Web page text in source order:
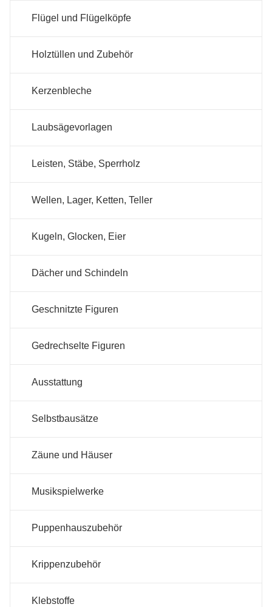
Flügel und Flügelköpfe
Holztüllen und Zubehör
Kerzenbleche
Laubsägevorlagen
Leisten, Stäbe, Sperrholz
Wellen, Lager, Ketten, Teller
Kugeln, Glocken, Eier
Dächer und Schindeln
Geschnitzte Figuren
Gedrechselte Figuren
Ausstattung
Selbstbausätze
Zäune und Häuser
Musikspielwerke
Puppenhauszubehör
Krippenzubehör
Klebstoffe